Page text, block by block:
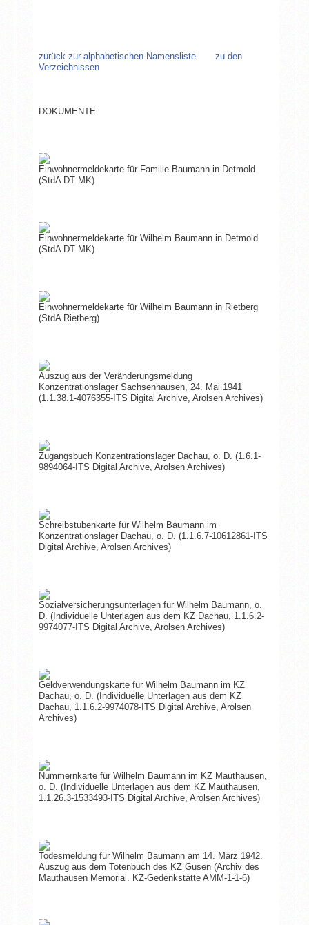
zurück zur alphabetischen Namensliste
zu den
Verzeichnissen
DOKUMENTE
Einwohnermeldekarte für Familie Baumann in Detmold
(StdA DT MK)
Einwohnermeldekarte für Wilhelm Baumann in Detmold
(StdA DT MK)
Einwohnermeldekarte für Wilhelm Baumann in Rietberg
(StdA Rietberg)
Auszug aus der Veränderungsmeldung
Konzentrationslager Sachsenhausen, 24. Mai 1941
(1.1.38.1-4076355-ITS Digital Archive, Arolsen Archives)
Zugangsbuch Konzentrationslager Dachau, o. D. (1.6.1-
9894064-ITS Digital Archive, Arolsen Archives)
Schreibstubenkarte für Wilhelm Baumann im
Konzentrationslager Dachau, o. D. (1.1.6.7-10612861-ITS
Digital Archive, Arolsen Archives)
Sozialversicherungsunterlagen für Wilhelm Baumann, o.
D. (Individuelle Unterlagen aus dem KZ Dachau, 1.1.6.2-
9974077-ITS Digital Archive, Arolsen Archives)
Geldverwendungskarte für Wilhelm Baumann im KZ
Dachau, o. D. (Individuelle Unterlagen aus dem KZ
Dachau, 1.1.6.2-9974078-ITS Digital Archive, Arolsen
Archives)
Nummernkarte für Wilhelm Baumann im KZ Mauthausen,
o. D. (Individuelle Unterlagen aus dem KZ Mauthausen,
1.1.26.3-1533493-ITS Digital Archive, Arolsen Archives)
Todesmeldung für Wilhelm Baumann am 14. März 1942.
Auszug aus dem Totenbuch des KZ Gusen (Archiv des
Mauthausen Memorial. KZ-Gedenkstätte AMM-1-1-6)